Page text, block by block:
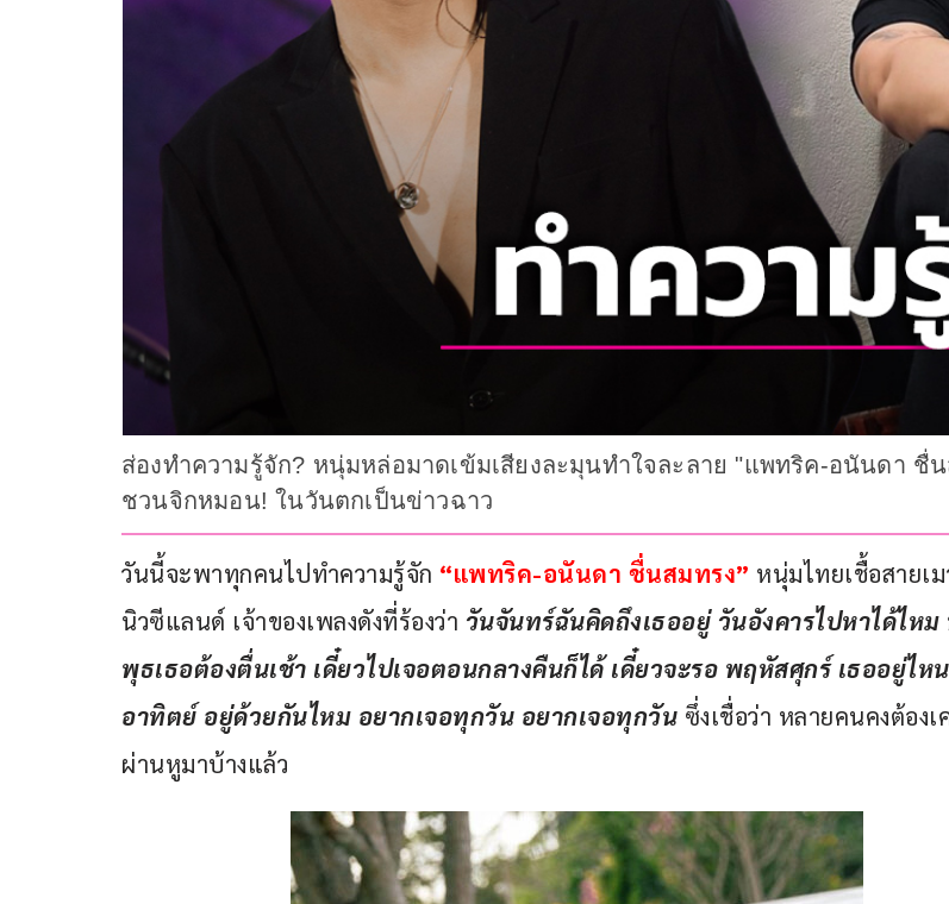
ส่องทำความรู้จัก? หนุ่มหล่อมาดเข้มเสียงละมุนทำใจละลาย "แพทริค-อนันดา ชื่
ชวนจิกหมอน! ในวันตกเป็นข่าวฉาว
วันนี้จะพาทุกคนไปทำความรู้จัก “แพทริค-อนันดา ชื่นสมทรง” หนุ่มไทยเชื้อสายเ
นิวซีแลนด์ เจ้าของเพลงดังที่ร้องว่า วันจันทร์ฉันคิดถึงเธออยู่ วันอังคารไปหาได้ไหม
พุธเธอต้องตื่นเช้า เดี๋ยวไปเจอตอนกลางคืนก็ได้ เดี๋ยวจะรอ พฤหัสศุกร์ เธออยู่ไห
อาทิตย์ อยู่ด้วยกันไหม อยากเจอทุกวัน อยากเจอทุกวัน ซึ่งเชื่อว่า หลายคนคงต้องเ
ผ่านหูมาบ้างแล้ว